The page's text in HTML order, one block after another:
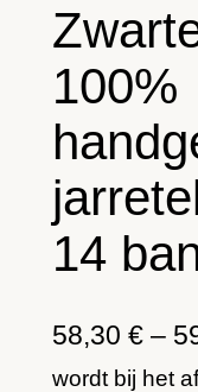
100%
14
58,30 € –
wordt bij het